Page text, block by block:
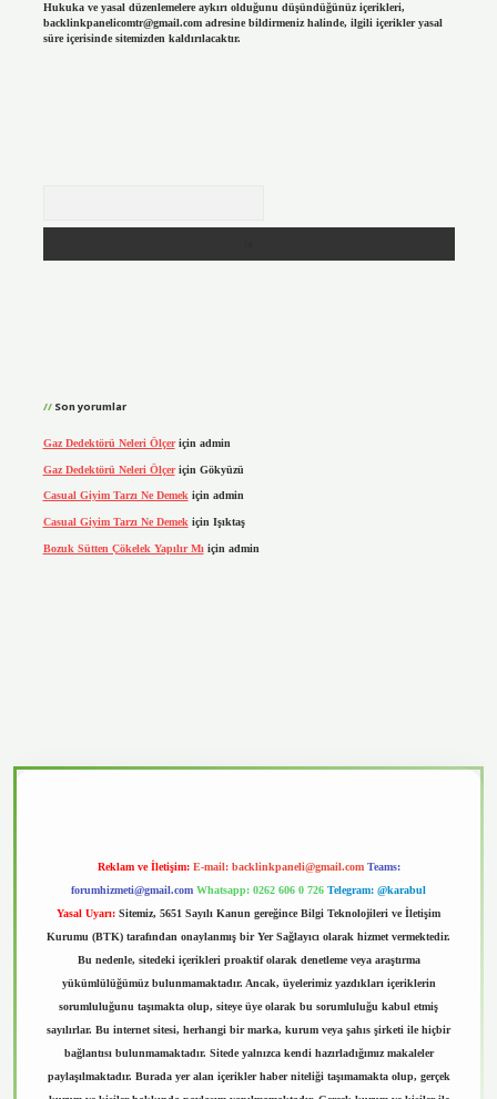
Hukuka ve yasal düzenlemelere aykırı olduğunu düşündüğünüz içerikleri,
backlinkpanelicomtr@gmail.comadresine bildirmeniz halinde, ilgili içerikler yasal
süre içerisinde sitemizden kaldırılacaktır.
Son yorumlar
Gaz Dedektörü Neleri Ölçeriçin admin
Gaz Dedektörü Neleri Ölçeriçin Gökyüzü
Casual Giyim Tarzı Ne Demekiçin admin
Casual Giyim Tarzı Ne Demek için Işıktaş
Bozuk Sütten Çökelek Yapılır Mı için admin
Reklam ve İletişim: E-mail: backlinkpaneli@gmail.com Teams:
forumhizmeti@gmail.com Whatsapp: 0262 606 0 726 Telegram: @karabul
Yasal Uyarı: Sitemiz, 5651 Sayılı Kanun gereğince Bilgi Teknolojileri ve İletişim
Kurumu (BTK) tarafından onaylanmış bir Yer Sağlayıcı olarak hizmet vermektedir.
Bu nedenle, sitedeki içerikleri proaktif olarak denetleme veya araştırma
yükümlülüğümüz bulunmamaktadır. Ancak, üyelerimiz yazdıkları içeriklerin
sorumluluğunu taşımakta olup, siteye üye olarak bu sorumluluğu kabul etmiş
sayılırlar. Bu internet sitesi, herhangi bir marka, kurum veya şahıs şirketi ile hiçbir
bağlantısı bulunmamaktadır. Sitede yalnızca kendi hazırladığımız makaleler
paylaşılmaktadır. Burada yer alan içerikler haber niteliği taşımamakta olup, gerçek